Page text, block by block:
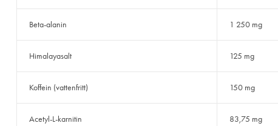
Beta-alanin 1 250 mg
Himalayasalt 125 mg
Koffein (vattenfritt) 150 mg
Acetyl-L-karnitin 83,75 mg